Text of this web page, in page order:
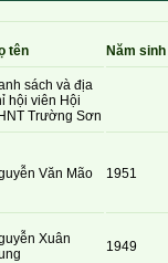
tên Năm sinh
sách và địa
hội viên Hội
Trường Sơn
Văn Mão 1951
Xuân
1949